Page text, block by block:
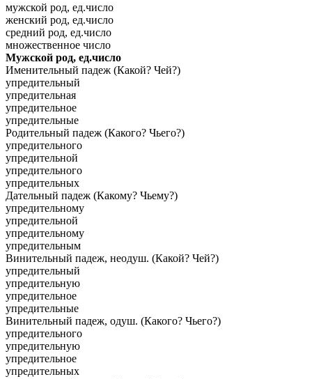
мужской род, ед.число
женский род, ед.число
средний род, ед.число
множественное число
Мужской род, ед.число
Именительный падеж (Какой? Чей?)
упредительный
упредительная
упредительное
упредительные
Родительный падеж (Какого? Чьего?)
упредительного
упредительной
упредительного
упредительных
Дательный падеж (Какому? Чьему?)
упредительному
упредительной
упредительному
упредительным
Винительный падеж, неодуш. (Какой? Чей?)
упредительный
упредительную
упредительное
упредительные
Винительный падеж, одуш. (Какого? Чьего?)
упредительного
упредительную
упредительное
упредительных